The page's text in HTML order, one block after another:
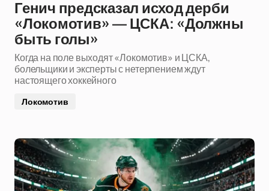
Генич предсказал исход дерби
«Локомотив» — ЦСКА: «Должны
быть голы»
Когда на поле выходят «Локомотив» и ЦСКА,
болельщики и эксперты с нетерпением ждут
настоящего хоккейного
Локомотив